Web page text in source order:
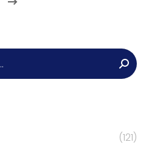
(121)